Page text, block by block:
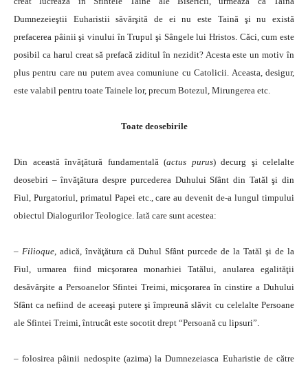
Dumnezeieştii Euharistii săvărşită de ei nu este Taină şi nu există
prefacerea pâinii şi vinului în Trupul şi Sângele lui Hristos. Căci, cum este
posibil ca harul creat să prefacă ziditul în nezidit? Acesta este un motiv în
plus pentru care nu putem avea comuniune cu Catolicii. Aceasta, desigur,
este valabil pentru toate Tainele lor, precum Botezul, Mirungerea etc.
Toate deosebirile
Din această învăţătură fundamentală (actus purus) decurg şi celelalte
deosebiri – învăţătura despre purcederea Duhului Sfânt din Tatăl şi din
Fiul, Purgatoriul, primatul Papei etc., care au devenit de-a lungul timpului
obiectul Dialogurilor Teologice. Iată care sunt acestea:
– Filioque, adică, învăţătura că Duhul Sfânt purcede de la Tatăl şi de la
Fiul, urmarea fiind micşorarea monarhiei Tatălui, anularea egalităţii
desăvârşite a Persoanelor Sfintei Treimi, micşorarea în cinstire a Duhului
Sfânt ca nefiind de aceeaşi putere şi împreună slăvit cu celelalte Persoane
ale Sfintei Treimi, întrucât este socotit drept “Persoană cu lipsuri”.
– folosirea pâinii nedospite (azima) la Dumnezeiasca Euharistie de către